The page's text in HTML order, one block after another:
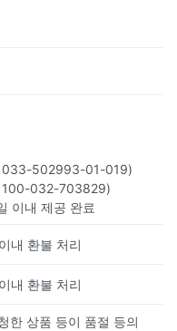
033-502993-01-019)
100-032-703829)
이내 제공 완료
내 환불 처리
내 환불 처리
한 상품 등이 품절 등의